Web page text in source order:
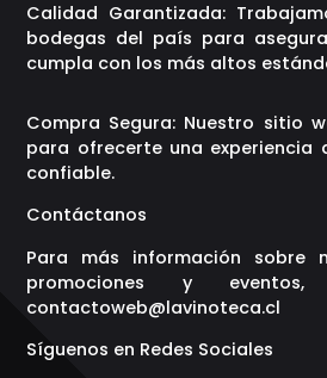
Calidad Garantizada:
bodegas del país para
cumpla con los más altos
Compra Segura: Nuestro sitio
para ofrecerte una experiencia
confiable.
Contáctanos
Para más información sobre
promociones y
contactoweb@lavinoteca.cl
Síguenos en Redes Sociales